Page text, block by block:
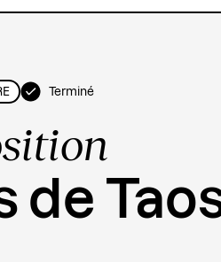
Terminé
de